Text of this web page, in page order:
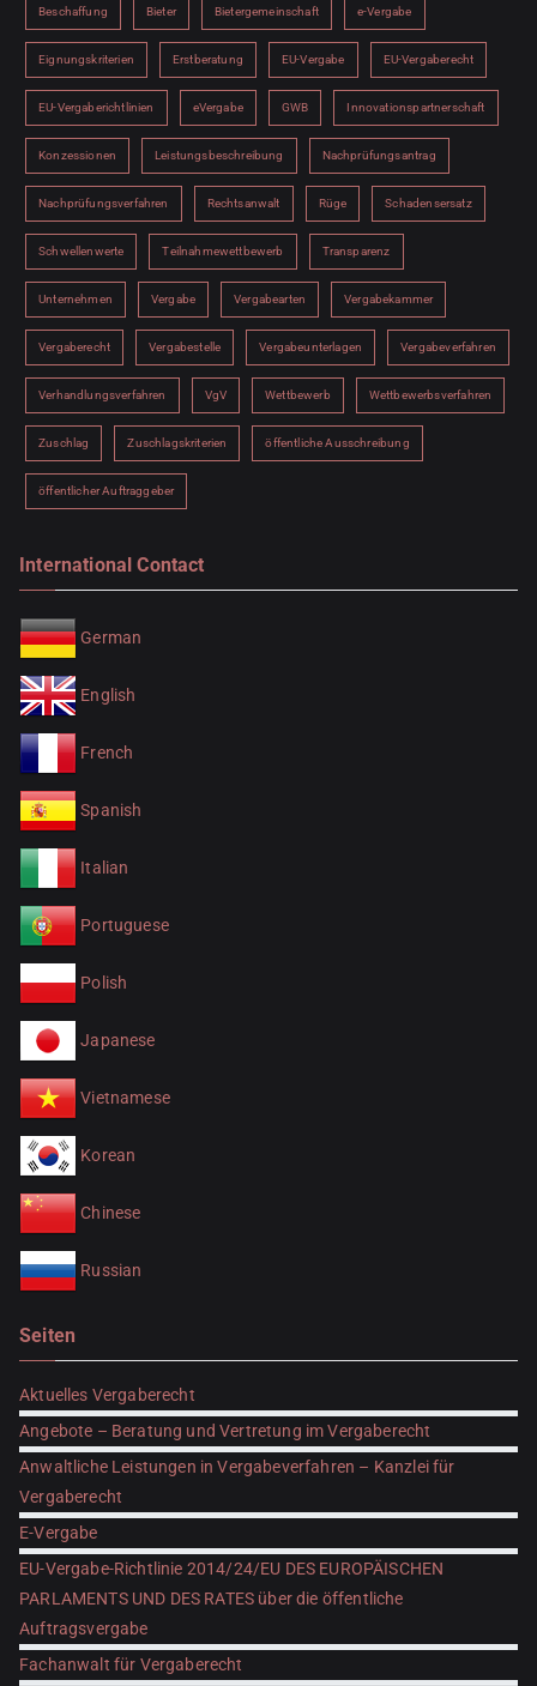
Beschaffung Bieter Bietergemeinschaft e-Vergabe
Eignungskriterien Erstberatung EU-Vergabe EU-Vergaberecht
EU-Vergaberichtlinien eVergabe GWB Innovationspartnerschaft
Konzessionen Leistungsbeschreibung Nachprüfungsantrag
Nachprüfungsverfahren Rechtsanwalt Rüge Schadensersatz
Schwellenwerte Teilnahmewettbewerb Transparenz
Unternehmen Vergabe Vergabearten Vergabekammer
Vergaberecht Vergabestelle Vergabeunterlagen Vergabeverfahren
Verhandlungsverfahren VgV Wettbewerb Wettbewerbsverfahren
Zuschlag Zuschlagskriterien öffentliche Ausschreibung
öffentlicher Auftraggeber
International Contact
German
English
French
Spanish
Italian
Portuguese
Polish
Japanese
Vietnamese
Korean
Chinese
Russian
Seiten
Aktuelles Vergaberecht
Angebote – Beratung und Vertretung im Vergaberecht
Anwaltliche Leistungen in Vergabeverfahren – Kanzlei für
Vergaberecht
E-Vergabe
EU-Vergabe-Richtlinie 2014/24/EU DES EUROPÄISCHEN
PARLAMENTS UND DES RATES über die öffentliche
Auftragsvergabe
Fachanwalt für Vergaberecht